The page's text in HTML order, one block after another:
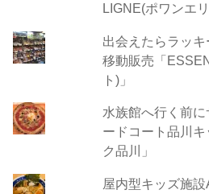
LIGNE(ポワンエリ
出会えたらラッ
移動販売「
ト)」
水族館へ行く前
ードコート品川
ク品川」
屋内型キッズ施